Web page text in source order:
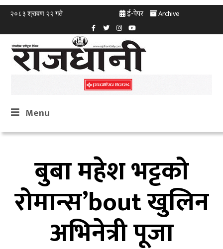
२०८३ श्रावण २२ गते ई-पेपर Archive
Menu
बुबा महेश भट्टको
रोमान्स’bout खुलिन
अभिनेत्री पूजा